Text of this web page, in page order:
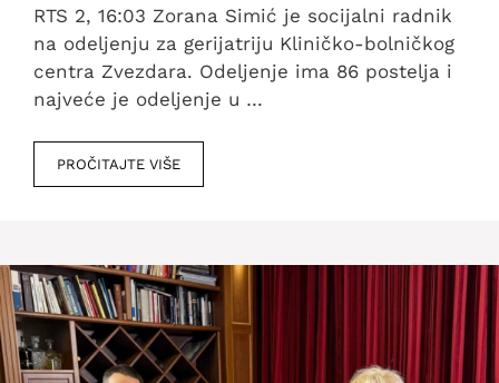
RTS 2, 16:03 Zorana Simić je socijalni radnik
na odeljenju za gerijatriju Kliničko-bolničkog
centra Zvezdara. Odeljenje ima 86 postelja i
najveće je odeljenje u …
PROČITAJTE VIŠE